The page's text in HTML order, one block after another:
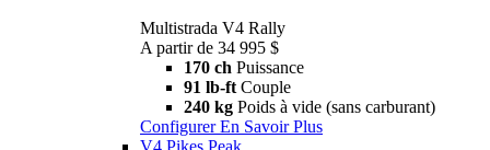
Multistrada V4 Rally
A partir de 34 995 $
170 ch Puissance
91 lb-ft Couple
240 kg Poids à vide (sans carburant)
Configurer En Savoir Plus
V4 Pikes Peak